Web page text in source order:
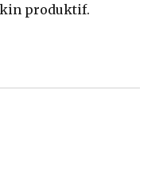
produktif.